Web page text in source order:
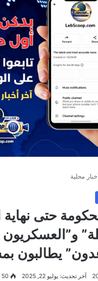
أخبار محلية
حتى
و”العسكريون
يطالبون
آخر تحديث: يوليو 22, 2025 50